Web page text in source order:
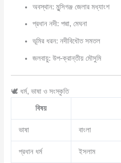
অবস্থান: মুন্সিগঞ্জ জেলার মধ্যাংশ
প্রধান নদী: পদ্মা, মেঘনা
ভূমির ধরন: নদীবিধৌত সমতল
জলবায়ু: উপ-ক্রান্তীয় মৌসুমি
🕊️ ধর্ম, ভাষা ও সংস্কৃতি
বিষয়
ভাষা বাংলা
প্রধান ধর্ম ইসলাম